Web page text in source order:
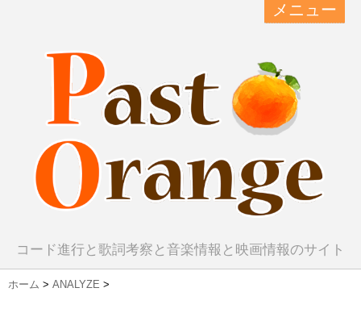
メニュー
コード進行と歌詞考察と音楽情報と映画情報のサイト
ホーム > ANALYZE >